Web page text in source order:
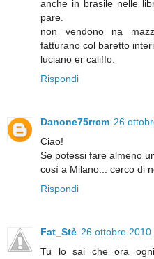
anche in brasile nelle
pare.
non vendono na
fatturano col baretto
luciano er califfo.
Rispondi
Danone75rrcm 26
Ciao!
Se potessi fare almeno
così a Milano... cerco di
Rispondi
Fat_Stè 26 ottobre
Tu lo sai che ora